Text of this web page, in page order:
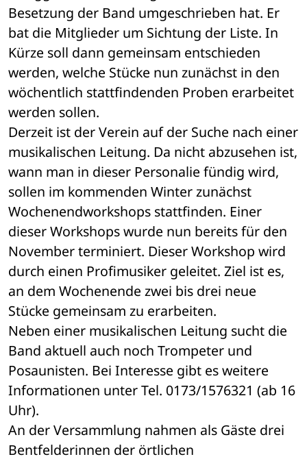
Besetzung der Band umgeschrieben hat. Er
bat die Mitglieder um Sichtung der Liste. In
Kürze soll dann gemeinsam entschieden
werden, welche Stücke nun zunächst in den
wöchentlich stattfindenden Proben erarbeitet
werden sollen.
Derzeit ist der Verein auf der Suche nach einer
musikalischen Leitung. Da nicht abzusehen ist,
wann man in dieser Personalie fündig wird,
sollen im kommenden Winter zunächst
Wochenendworkshops stattfinden. Einer
dieser Workshops wurde nun bereits für den
November terminiert. Dieser Workshop wird
durch einen Profimusiker geleitet. Ziel ist es,
an dem Wochenende zwei bis drei neue
Stücke gemeinsam zu erarbeiten.
Neben einer musikalischen Leitung sucht die
Band aktuell auch noch Trompeter und
Posaunisten. Bei Interesse gibt es weitere
Informationen unter Tel. 0173/1576321 (ab 16
Uhr).
An der Versammlung nahmen als Gäste drei
Bentfelderinnen der örtlichen